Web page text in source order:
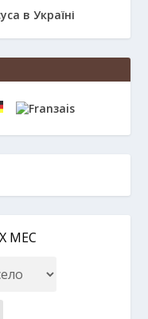
в Україні
МЕС